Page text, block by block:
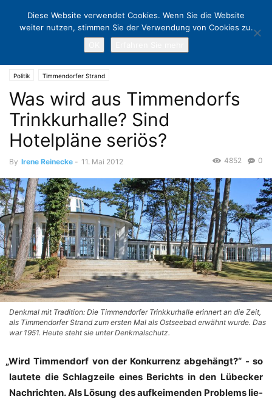
Politik Timmendorfer Strand
Was wird aus Timmendorfs
Trinkkurhalle? Sind
Hotelpläne seriös?
By Irene Reinecke - 11. Mai 2012 0
4852
Denkmal mit Tradition: Die Timmendorfer Trinkkurhalle erinnert an die Zeit,
als Timmendorfer Strand zum ersten Mal als Ostseebad erwähnt wurde. Das
war 1951. Heute steht sie unter Denkmalschutz.
„Wird Tim­men­dorf von der Kon­kur­renz abge­hängt?“ - so
lau­te­te die Schlag­zei­le eines Berichts in den Lübe­cker
Nach­rich­ten. Als Lösung des auf­kei­men­den Pro­blems lie­
Diese Website verwendet Cookies. Wenn Sie die Website
weiter nutzen, stimmen Sie der Verwendung von Cookies zu.